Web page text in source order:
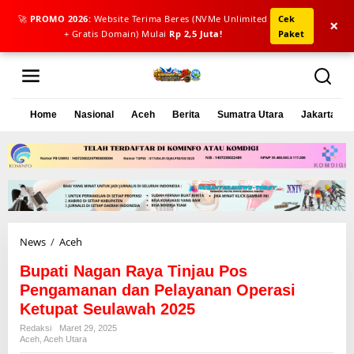
🚀 PROMO 2026: Website Terima Beres (NVMe Unlimited
+ Gratis Domain) Mulai Rp 2,5 Juta!
Cek
Paket
×
L
Home Nasional Aceh Berita Sumatra Utara Jakarta
News / Aceh
p
a
t
i
N
a
Bupati Nagan Raya Tinjau Pos
Pengamanan dan Pelayanan Operasi
Ketupat Seulawah 2025
Redaksi
Maret 29, 2025
Aceh Aceh Utara